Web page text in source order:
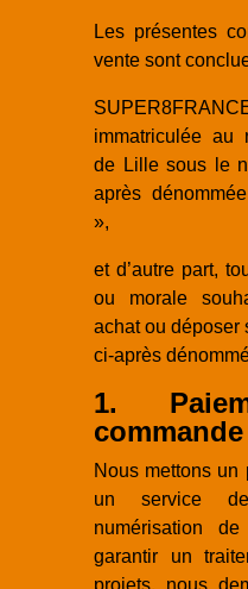
Les présentes
vente sont
immatriculée au
de Lille sous le
après
»,
et d’autre part,
ou morale
achat ou déposer
ci-après
1.
commande
Nous mettons un
un service
numérisation
garantir un